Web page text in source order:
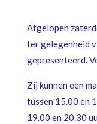
Afgelopen
ter gelegenheid
gepresenteerd.
Zij kunnen een
tussen 15.00 en
19.00 en 20.30